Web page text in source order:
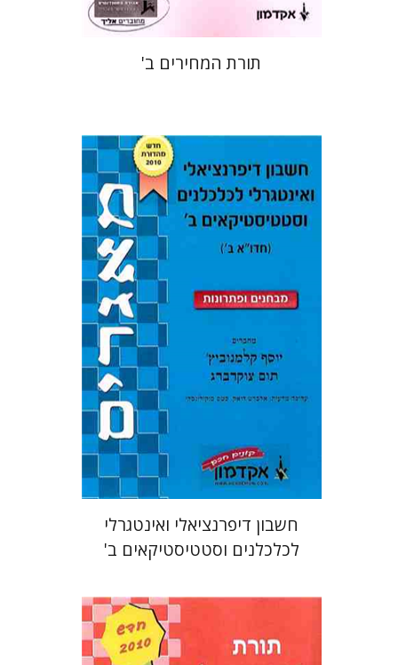
תורת המחירים ב'
יוסף קלמנוביץ'
תום צוקרברג
אלברט דואק
סטס סוקולינסקי
הנחת אתר ספר מודפס
$18
חשבון דיפרנציאלי ואינטגרלי
לכלכלנים וסטטיסטיקאים ב'
אליהו דהן